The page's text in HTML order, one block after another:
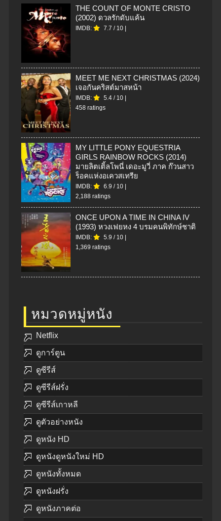
THE COUNT OF MONTE CRISTO
(2002) ดวลรักดับแค้น
IMDB: 7.7 / 10
MEET ME NEXT CHRISTMAS (2024)
เจอกันคริสต์มาสหน้า
IMDB: 5.4 / 10
458 ratings
MY LITTLE PONY EQUESTRIA
GIRLS RAINBOW ROCKS (2014)
มายลิตเติ้ลโพนี่ เดอะมูวี่ ภาค ก๊วนสาว
ร็อคแห่งอเควสเทรีย
IMDB: 6.9 / 10
2,188 ratings
ONCE UPON A TIME IN CHINA IV
(1993) หวงเฟยหง 4 บรมคนพิทักษ์ชาติ
IMDB: 5.9 / 10
1,369 ratings
หมวดหมู่หนัง
Netflix
ดูการ์ตูน
ดูซีรีส์
ดูซีรีส์ฝรั่ง
ดูซีรีส์เกาหลี
ดูตัวอย่างหนัง
ดูหนัง HD
ดูหนังดูหนังใหม่ HD
ดูหนังทั้งหมด
ดูหนังฝรั่ง
ดูหนังภาคต่อ